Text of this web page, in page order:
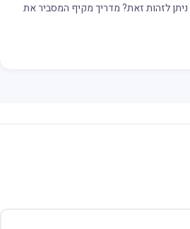
לזהות זאת? מדריך מקיף המסביר את